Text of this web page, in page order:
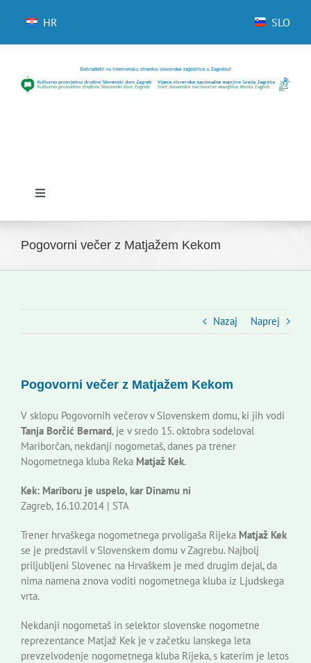
HR SLO
Toggle
Novice
Kontakti
Novi odmev – naše glasilo
Založništvo
Koristne informacije
Pogovorni večer z Matjažem Kekom
Nazaj Naprej
Pogovorni večer z Matjažem Kekom
V sklopu Pogovornih večerov v Slovenskem domu, ki jih vodi
Tanja Borčić Bernard, je v sredo 15. oktobra sodeloval
Mariborčan, nekdanji nogometaš, danes pa trener
Nogometnega kluba Reka Matjaž Kek.
Kek: Mariboru je uspelo, kar Dinamu ni
Zagreb, 16.10.2014 | STA
Trener hrvaškega nogometnega prvoligaša Rijeka Matjaž Kek
se je predstavil v Slovenskem domu v Zagrebu. Najbolj
priljubljeni Slovenec na Hrvaškem je med drugim dejal, da
nima namena znova voditi nogometnega kluba iz Ljudskega
vrta.
Nekdanji nogometaš in selektor slovenske nogometne
reprezentance Matjaž Kek je v začetku lanskega leta
prevzelvodenje nogometnega kluba Rijeka, s katerim je letos